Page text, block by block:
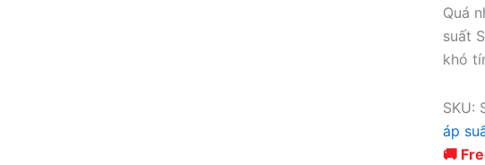
Quá
suất
khó
SKU:
áp
🚚